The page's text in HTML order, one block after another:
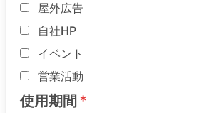
屋外広告
自社HP
イベント
営業活動
使用期間